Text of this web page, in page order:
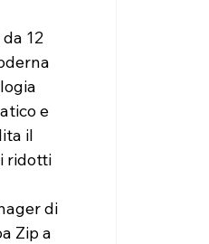
12
e
il
ridotti
di
Zip a